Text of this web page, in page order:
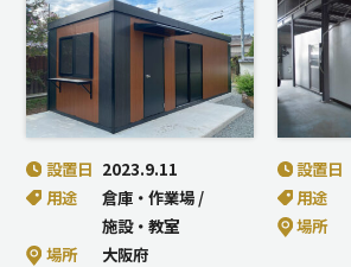
設置日 2023.9.11
用途
倉庫・作業場
施設・教室
場所
大阪府
設置日
用途
場所